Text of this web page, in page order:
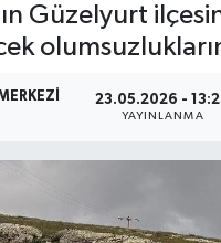
Güzelyurt
23.05.2026 -
YAYINLANMA